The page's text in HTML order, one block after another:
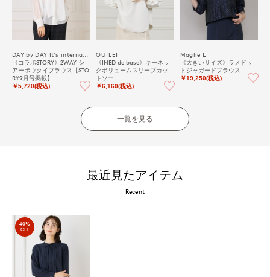
《コラボSTORY》2WAY シ
アーボウタイブラウス【STO
RY9月号掲載】
￥5,720(税込)
OUTLET
《INED de base》キーネッ
クボリュームスリーブカッ
トソー
￥6,160(税込)
Maglie L
《大きいサイズ》ラメドッ
トジャガードブラウス
￥19,250(税込)
一覧を見る
最近見たアイテム
Recent
40%
OFF